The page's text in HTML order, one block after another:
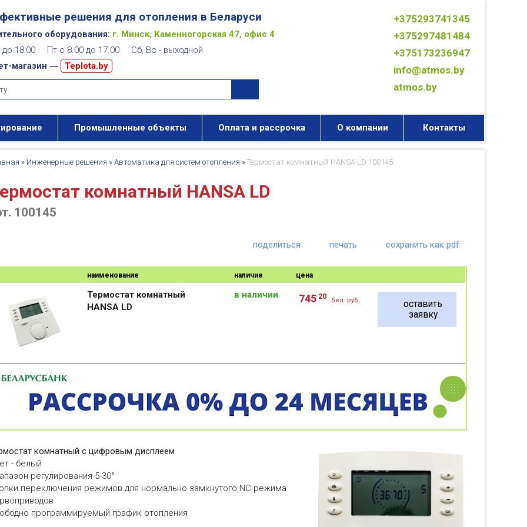
решения для отопления в Беларуси
оборудования: г. Минск, Каменногорская 47, офис 4
до 18:00 Пт с 8.00 до 17.00 Сб, Вс - выходной
магазин ―
Teplota.by
+375293741345
+375297481484
+375173236947
info@atmos.by
atmos.by
Промышленные объекты Оплата и рассрочка О компании Контакты
» Инженерные решения » Автоматика для систем отопления » Термостат комнатный HANSA LD 100145
комнатный HANSA LD
100145
поделиться печать сохранить как pdf
наименование наличие цена
Термостат комнатный
HANSA LD
в наличии 745 20 бел. руб.
оставить
заявку
комнатный с цифровым дисплеем
- белый
регулирования 5-30°
переключения режимов для нормально замкнутого NC режима
программируемый график отопления